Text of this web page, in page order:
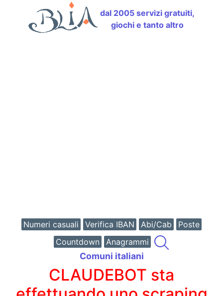
dal 2005 servizi gratuiti,
giochi e tanto altro
Numeri casuali Verifica IBAN Abi/Cab
Poste
Countdown
Anagrammi
Comuni italiani
CLAUDEBOT sta